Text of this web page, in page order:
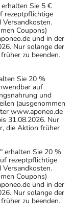
Sie 5 €
rezeptpflichtige
Coupons)
und in der
Nur solange der
zu beenden.
Sie 20 %
auf
und
(ausgenommen
www.aponeo.de
31.08.2026. Nur
die Aktion früher
erhalten Sie 20 %
rezeptpflichtige
Coupons)
und in der
Nur solange der
zu beenden.